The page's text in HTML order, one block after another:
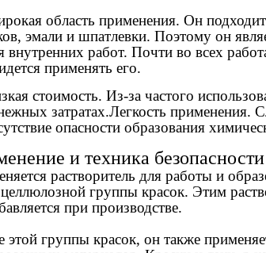
область применения. Он
эмали и шпатлевки. Поэтому он
внутренних работ. Почти во всех
применять его.
стоимость. Из-за частого
затратах.Легкость применения.
опасности образования
и техника безопасности
растворитель для работы и
группы красок. Этим
при производстве.
этой группы красок, он также